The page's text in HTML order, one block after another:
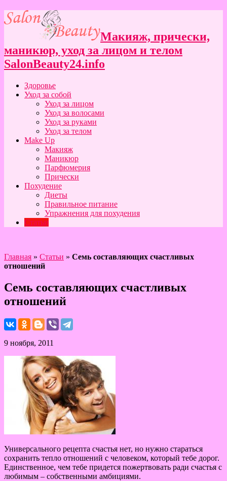
Макияж, прически,
маникюр, уход за лицом и телом
SalonBeauty24.info
Здоровье
Уход за собой
Уход за лицом
Уход за волосами
Уход за руками
Уход за телом
Make Up
Макияж
Маникюр
Парфюмерия
Прически
Похудение
Диеты
Правильное питание
Упражнения для похудения
Статьи
Главная » Статьи » Семь составляющих счастливых
отношений
Семь составляющих счастливых
отношений
9 ноября, 2011
Универсального рецепта счастья нет, но нужно стараться
сохранить тепло отношений с человеком, который тебе дорог.
Единственное, чем тебе придется пожертвовать ради счастья с
любимым – собственными амбициями.